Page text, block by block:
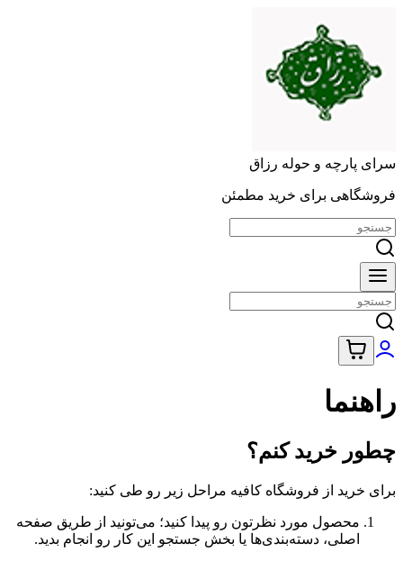
سرای پارچه و حوله رزاق
فروشگاهی برای خرید مطمئن
راهنما
چطور خرید کنم؟
برای خرید از فروشگاه کافیه مراحل زیر رو طی کنید:
محصول مورد نظرتون رو پیدا کنید؛ می‌تونید از طریق صفحه
اصلی، دسته‌بندی‌ها یا بخش جستجو این کار رو انجام بدید.